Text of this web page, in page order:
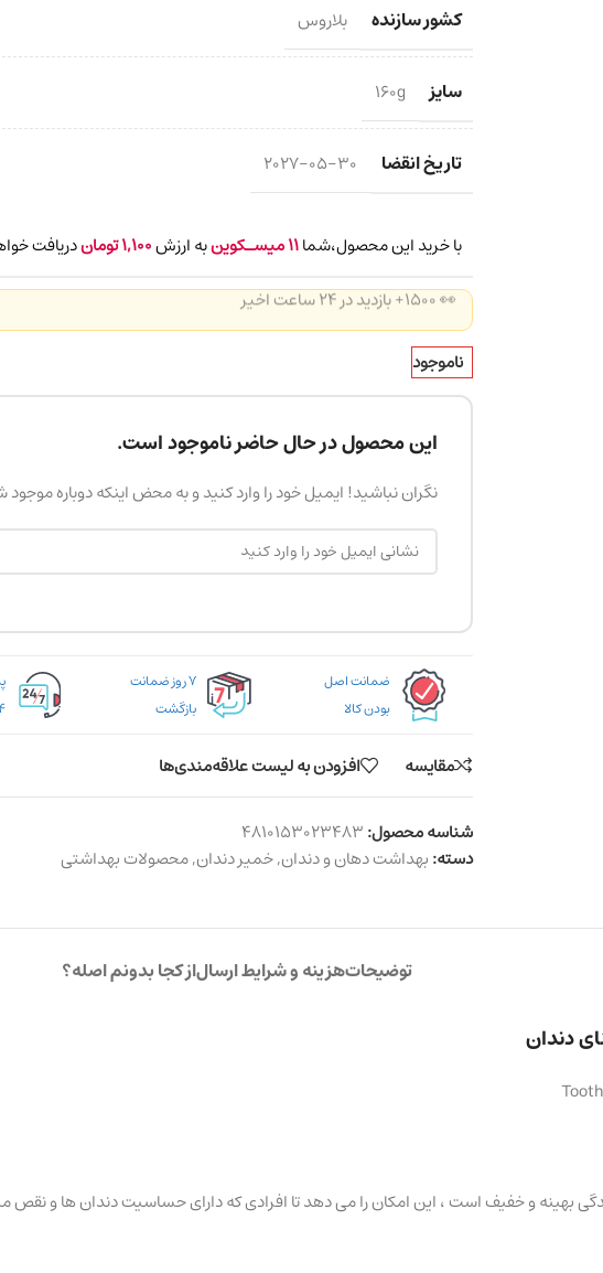
کشور سازنده بلاروس
سایز 160g
تاریخ انقضا 2027-05-30
با خرید این محصول،شما11میسـکوینبه ارزش1,100توماندریافت
👀 1500+ بازدید در ۲۴ ساعت اخیر
ناموجود
این محصول در حال حاضر ناموجود است.
نگران نباشید! ایمیل خود را وارد کنید و به محض اینکه دوباره
ضمانت اصل
بودن کالا
۷ روز ضمانت
بازگشت
مقایسه افزودن به لیست علاقه‌مندی‌ها
شناسه محصول:4810153023483
دسته:بهداشت دهان و دندان,خمیر دندان,محصولات بهداشتی
توضیحاتهزینه و شرایط ارسالاز کجا بدونم اصله؟
دندان
بهینه و خفیف است ، این امکان را می دهد تا افرادی که دارای حساسیت دندان ها و نقص